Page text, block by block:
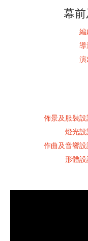
幕
演
佈景及服裝
燈光
作曲及音響
形體